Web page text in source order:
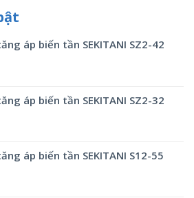
áp biến tần SEKITANI SZ2-42
áp biến tần SEKITANI SZ2-32
áp biến tần SEKITANI S12-55